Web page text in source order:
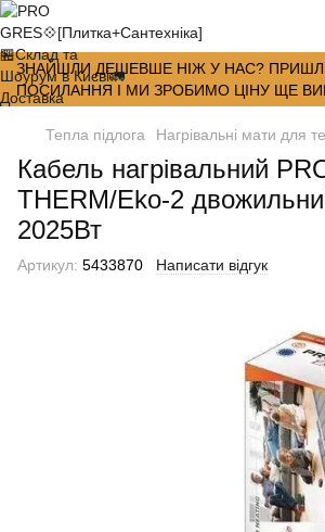
ЗНАЙШЛИ ДЕШЕВШЕ НІЖ У НАС?
ПОСИЛАННЯ І МИ ЗРОБИМО ЦІНУ ЩЕ
Тепла підлога Нагрівальні мати для
Кабель нагрівальний
THERM/Eko-2
2025Вт
Артикул: 5433870 Написати відгук